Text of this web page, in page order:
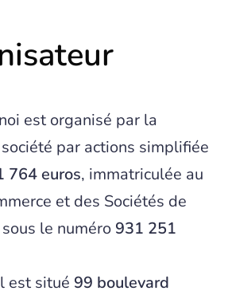
est organisé par la
par actions simplifiée
764 euros, immatriculée au
et des Sociétés de
le numéro 931 251
est situé 99 boulevard